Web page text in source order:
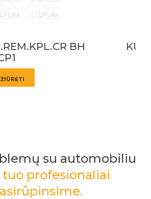
BH
PERŽIŪRĖTI
su automobiliu
tuo profesionaliai